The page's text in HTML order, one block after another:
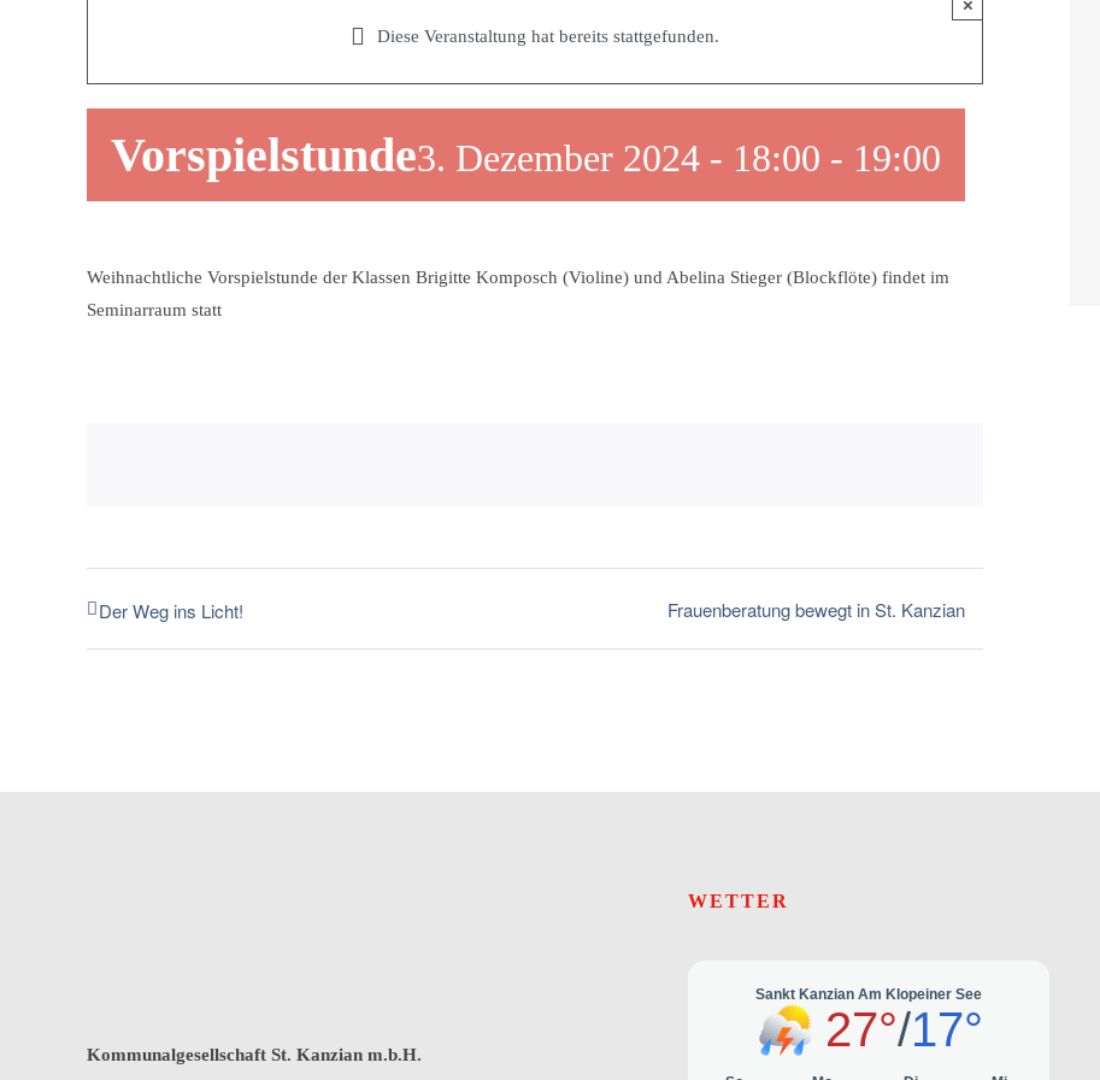
Diese Veranstaltung hat bereits stattgefunden.
×
Vorspielstunde3. Dezember 2024 - 18:00 - 19:00
Weihnachtliche Vorspielstunde der Klassen Brigitte Komposch (Violine) und Abelina Stieger (Blockflöte) findet im
Seminarraum statt
Der Weg ins Licht! Frauenberatung bewegt in St. Kanzian
Kommunalgesellschaft St. Kanzian m.b.H.
WETTER